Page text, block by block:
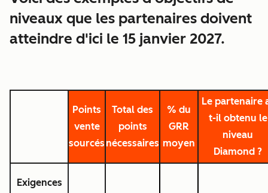
niveaux que les partenaires doivent
atteindre d'ici le 15 janvier 2027.
Points
vente
sourcés
Total des
points
nécessaires
% du
GRR
moyen
Le partenaire
t-il obtenu le
niveau
Diamond ?
Exigences